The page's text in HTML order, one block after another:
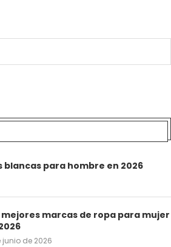
blancas para hombre en 2026
mejores marcas de ropa para mujer
junio de 2026